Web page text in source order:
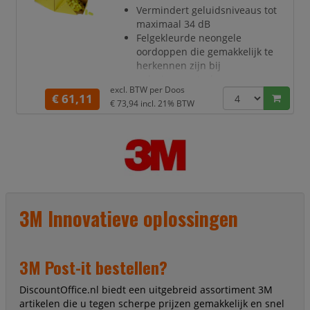
geschikt voor a
Vermindert geluidsniveaus tot
maximaal 34 dB
Felgekleurde neongele
oordoppen die gemakkelijk te
herkennen zijn bij
Zacht schuim zorgt voor lage
druk in de gehoorgang
verschillende
gehoorgangmaten
Compatibel met het 3M E-A-Rfit
gehoorgang om blootstelling aan
gevaarlijke lawaainiveaus te
€ 61,11
excl. BTW per Doos
€ 73,94 incl. 21% BTW
3M Innovatieve oplossingen
3M Post-it bestellen?
DiscountOffice.nl biedt een uitgebreid assortiment 3M
artikelen die u tegen scherpe prijzen gemakkelijk en snel